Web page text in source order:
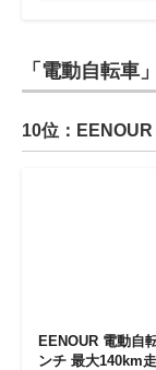
「電動自転車
10位：EENOUR
EENOUR 電動自
ンチ 最大140km